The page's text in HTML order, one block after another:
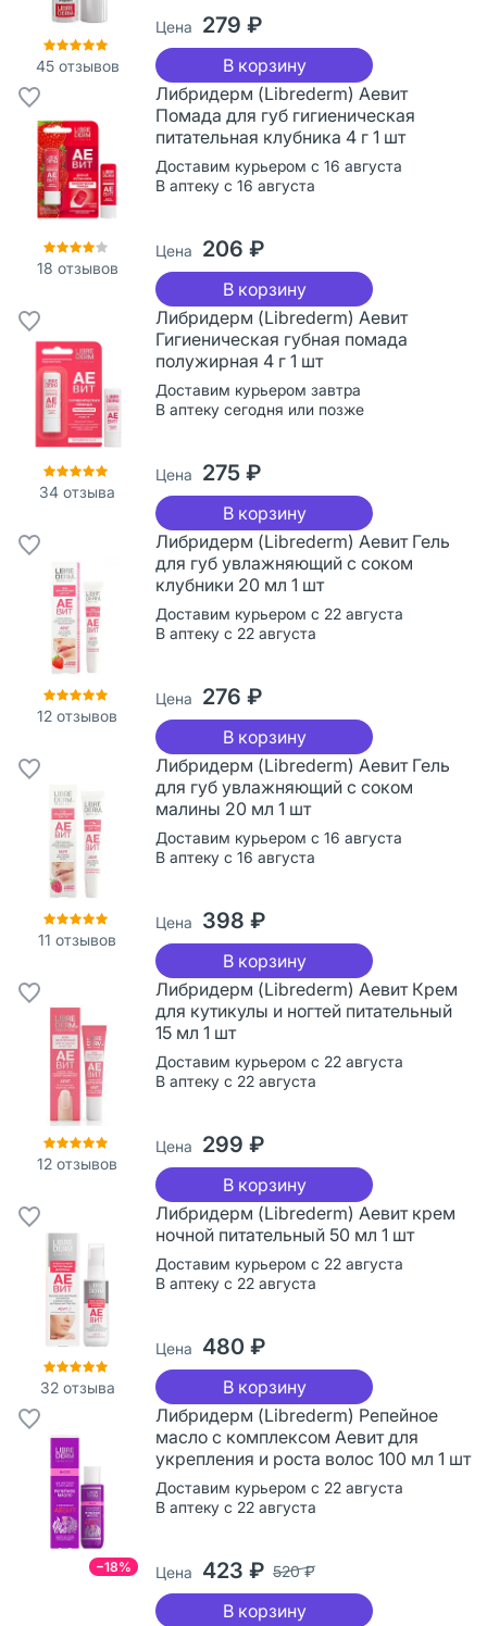
45отзывов
Цена 279 ₽
В корзину
18 отзывов
Либридерм (Librederm) Аевит
Помада для губ гигиеническая
питательная клубника 4 г 1 шт
Доставим курьером с 16 августа
В аптеку с 16 августа
Цена 206 ₽
В корзину
34 отзыва
Либридерм (Librederm) Аевит
Гигиеническая губная помада
полужирная 4 г 1 шт
Доставим курьером завтра
В аптеку сегодня или позже
Цена 275 ₽
В корзину
12 отзывов
Либридерм (Librederm) Аевит Гель
для губ увлажняющий с соком
клубники 20 мл 1 шт
Доставим курьером с 22 августа
В аптеку с 22 августа
Цена 276 ₽
В корзину
11 отзывов
Либридерм (Librederm) Аевит Гель
для губ увлажняющий с соком
малины 20 мл 1 шт
Доставим курьером с 16 августа
В аптеку с 16 августа
Цена 398 ₽
В корзину
12 отзывов
Либридерм (Librederm) Аевит Крем
для кутикулы и ногтей питательный
15 мл 1 шт
Доставим курьером с 22 августа
В аптеку с 22 августа
Цена 299 ₽
В корзину
32отзыва
Либридерм (Librederm) Аевит крем
ночной питательный 50 мл 1 шт
Доставим курьером с 22 августа
В аптеку с 22 августа
Цена 480 ₽
В корзину
−18%
Либридерм (Librederm) Репейное
масло с комплексом Аевит для
укрепления и роста волос 100 мл 1 шт
Доставим курьером с 22 августа
В аптеку с 22 августа
Цена 423 ₽ 520 ₽
В корзину